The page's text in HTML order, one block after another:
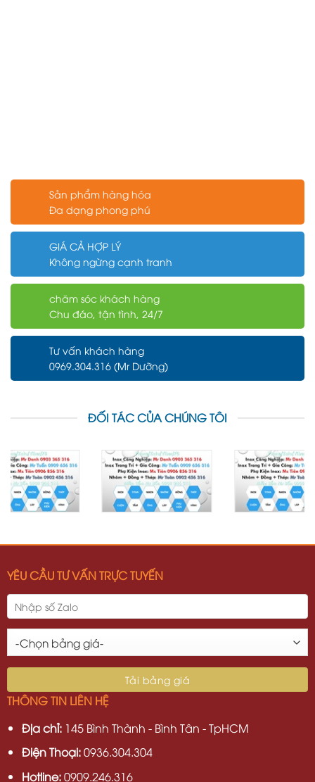
Sản phẩm hàng hóa
Đa dạng phong phú
GIÁ CẢ HỢP LÝ
Không ngừng cạnh tranh
chăm sóc khách hàng
Chu đáo, tận tình, 24/7
Tư vấn khách hàng
0969.304.316 (Mr Dưỡng)
ĐỐI TÁC CỦA CHÚNG TÔI
YÊU CẦU TƯ VẤN TRỰC TUYẾN
THÔNG TIN LIÊN HỆ
Địa chỉ:145 Bình Thành - Bình Tân - TpHCM
Điện Thoại:0936.304.304
Hotline:0909.246.316